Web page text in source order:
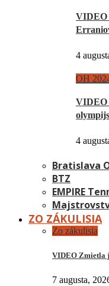
VIDEO
4
OH
VIDEO
4
Bratislava
BTZ
EMPIRE
ZO ZÁKULISIA
Zo zákulisia
VIDEO Zmietla
7 augusta,